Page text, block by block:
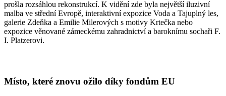
prošla rozsáhlou rekonstrukcí. K vidění zde byla největší iluzivní
malba ve střední Evropě, interaktivní expozice Voda a Tajuplný les,
galerie Zdeňka a Emilie Milerových s motivy Krtečka nebo
expozice věnované zámeckému zahradnictví a baroknímu sochaři F.
I. Platzerovi.
Místo, které znovu ožilo díky fondům EU